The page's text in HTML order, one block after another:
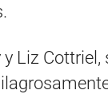
Liz Cottriel,